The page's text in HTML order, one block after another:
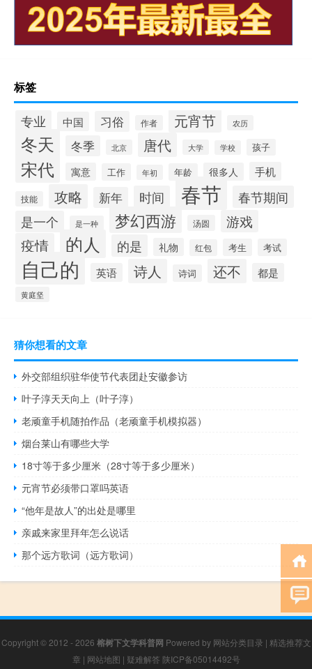
标签
专业 中国 习俗 作者 元宵节 农历
冬天 冬季 北京 唐代 大学 学校 孩子
宋代 寓意 工作 年初 年龄 很多人 手机
技能 攻略 新年 时间 春节 春节期间
是一个 是一种 梦幻西游 汤圆 游戏
疫情 的人 的是 礼物 红包 考生 考试
自己的 英语 诗人 诗词 还不 都是
黄庭坚
猜你想看的文章
外交部组织驻华使节代表团赴安徽参访
叶子淳天天向上（叶子淳）
老顽童手机随拍作品（老顽童手机模拟器）
烟台莱山有哪些大学
18寸等于多少厘米（28寸等于多少厘米）
元宵节必须带口罩吗英语
“他年是故人”的出处是哪里
亲戚来家里拜年怎么说话
那个远方歌词（远方歌词）
Copyright © 2012 - 2026 榕树下文学科普网 Powered by 网站分类目录 | 精选推荐文
章 | 网站地图 | 疑难解答 陕ICP备05014492号